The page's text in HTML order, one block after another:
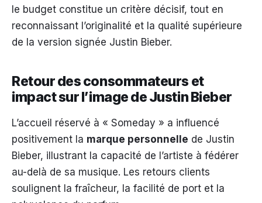
le budget constitue un critère décisif, tout en
reconnaissant l’originalité et la qualité supérieure
de la version signée Justin Bieber.
Retour des consommateurs et
impact sur l’image de Justin Bieber
L’accueil réservé à « Someday » a influencé
positivement la marque personnelle de Justin
Bieber, illustrant la capacité de l’artiste à fédérer
au-delà de sa musique. Les retours clients
soulignent la fraîcheur, la facilité de port et la